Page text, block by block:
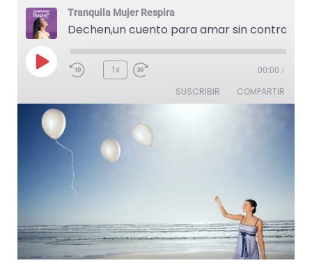
Tranquila Mujer Respira
Dechen,un cuento para amar sin controlar.
Reproducir
episodio
1x 00:00 /
SUSCRIBIR COMPARTIR
FEED RSS
COMPAR